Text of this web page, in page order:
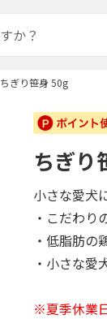
ちぎり笹身 50g
ちぎり
小さな愛犬
・こだわり
・低脂肪の
・小さな愛
※夏季休業